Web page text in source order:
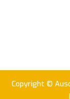
Copyright ©